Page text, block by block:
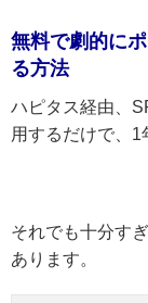
無料で劇的に
る方法
ハピタス経由、
用するだけで、1
それでも十分す
あります。